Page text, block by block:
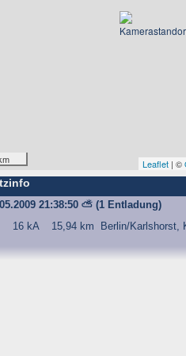
Leaflet | ©
21:38:50 ⛅ (1 Entladung)
16 kA 15,94 km Berlin/Karlshorst,